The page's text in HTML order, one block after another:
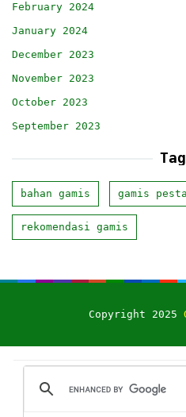
February 2024
January 2024
December 2023
November 2023
October 2023
September 2023
bahan gamis gamis pesta
rekomendasi gamis
Copyright 2025